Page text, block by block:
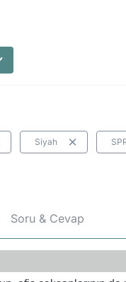
Siyah
Soru & Cevap